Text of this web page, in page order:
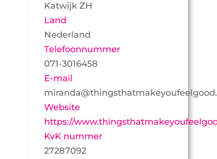
Katwijk ZH
Land
Nederland
Telefoonnummer
071-3016458
E-mail
Website
https://
KvK nummer
27287092